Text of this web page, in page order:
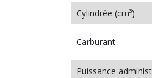
Cylindrée (cm³)
Carburant
Puissance